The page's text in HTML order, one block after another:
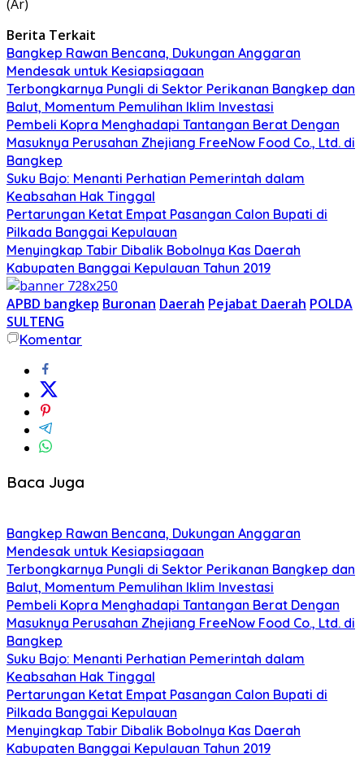
(Ar)
Berita Terkait
Bangkep Rawan Bencana, Dukungan Anggaran
Mendesak untuk Kesiapsiagaan
Terbongkarnya Pungli di Sektor Perikanan Bangkep dan
Balut, Momentum Pemulihan Iklim Investasi
Pembeli Kopra Menghadapi Tantangan Berat Dengan
Masuknya Perusahan Zhejiang FreeNow Food Co., Ltd. di
Bangkep
Suku Bajo: Menanti Perhatian Pemerintah dalam
Keabsahan Hak Tinggal
Pertarungan Ketat Empat Pasangan Calon Bupati di
Pilkada Banggai Kepulauan
Menyingkap Tabir Dibalik Bobolnya Kas Daerah
Kabupaten Banggai Kepulauan Tahun 2019
APBD bangkep Buronan Daerah Pejabat Daerah POLDA
SULTENG
Komentar
Baca Juga
Bangkep Rawan Bencana, Dukungan Anggaran
Mendesak untuk Kesiapsiagaan
Terbongkarnya Pungli di Sektor Perikanan Bangkep dan
Balut, Momentum Pemulihan Iklim Investasi
Pembeli Kopra Menghadapi Tantangan Berat Dengan
Masuknya Perusahan Zhejiang FreeNow Food Co., Ltd. di
Bangkep
Suku Bajo: Menanti Perhatian Pemerintah dalam
Keabsahan Hak Tinggal
Pertarungan Ketat Empat Pasangan Calon Bupati di
Pilkada Banggai Kepulauan
Menyingkap Tabir Dibalik Bobolnya Kas Daerah
Kabupaten Banggai Kepulauan Tahun 2019